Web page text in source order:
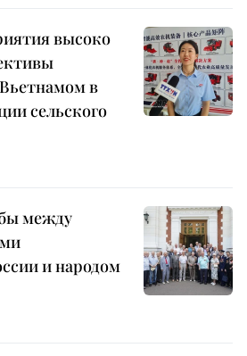
высоко
в
сельского
между
и народом